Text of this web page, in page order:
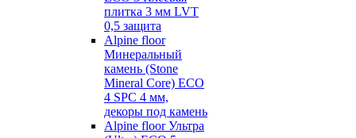
плитка 3 мм LVT
0,5 защита
Alpine floor
Минеральный
камень (Stone
Mineral Core) ECO
4 SPC 4 мм,
декоры под камень
Alpine floor Ультра